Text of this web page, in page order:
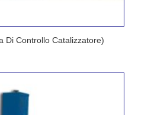
Di Controllo Catalizzatore)